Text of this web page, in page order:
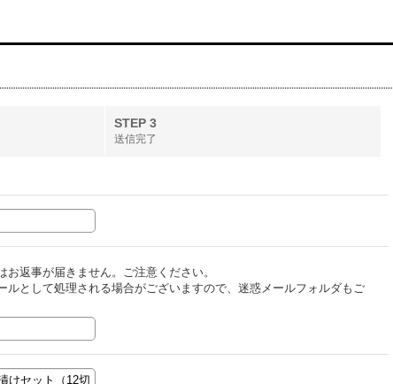
STEP 3
送信完了
返事が届きません。ご注意ください。
ルとして処理される場合がございますので、迷惑メールフォルダもご